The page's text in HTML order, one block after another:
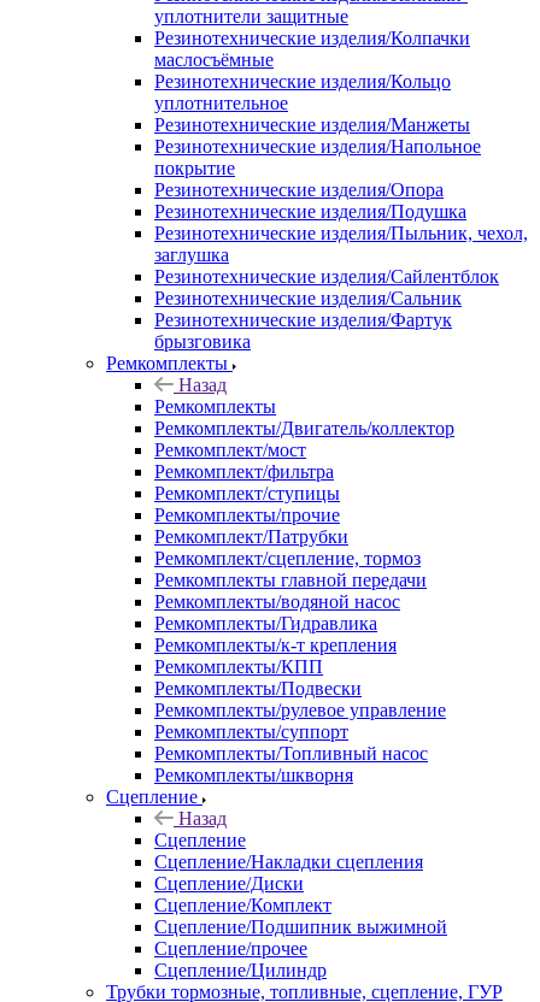
уплотнители защитные
Резинотехнические изделия/Колпачки
маслосъёмные
Резинотехнические изделия/Кольцо
уплотнительное
Резинотехнические изделия/Манжеты
Резинотехнические изделия/Напольное
покрытие
Резинотехнические изделия/Опора
Резинотехнические изделия/Подушка
Резинотехнические изделия/Пыльник, чехол,
заглушка
Резинотехнические изделия/Сайлентблок
Резинотехнические изделия/Сальник
Резинотехнические изделия/Фартук
брызговика
Ремкомплекты
Назад
Ремкомплекты
Ремкомплекты/Двигатель/коллектор
Ремкомплект/мост
Ремкомплект/фильтра
Ремкомплект/ступицы
Ремкомплекты/прочие
Ремкомплект/Патрубки
Ремкомплект/сцепление, тормоз
Ремкомплекты главной передачи
Ремкомплекты/водяной насос
Ремкомплекты/Гидравлика
Ремкомплекты/к-т крепления
Ремкомплекты/КПП
Ремкомплекты/Подвески
Ремкомплекты/рулевое управление
Ремкомплекты/суппорт
Ремкомплекты/Топливный насос
Ремкомплекты/шкворня
Сцепление
Назад
Сцепление
Сцепление/Накладки сцепления
Сцепление/Диски
Сцепление/Комплект
Сцепление/Подшипник выжимной
Сцепление/прочее
Сцепление/Цилиндр
Трубки тормозные, топливные, сцепление, ГУР